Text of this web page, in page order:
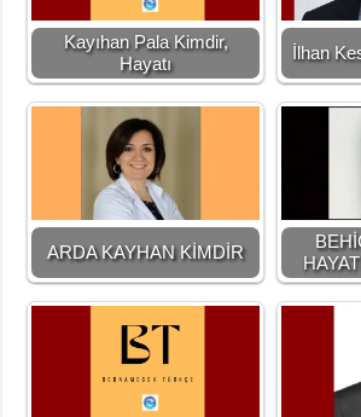
Kayıhan Pala Kimdir,
Hayatı
İlhan
ARDA KAYHAN KİMDİR